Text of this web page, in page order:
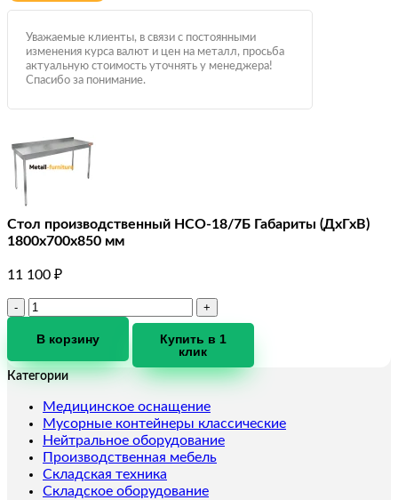
Уважаемые клиенты, в связи с постоянными
изменения курса валют и цен на металл, просьба
актуальную стоимость уточнять у менеджера!
Спасибо за понимание.
Стол производственный HCO-18/7Б Габариты (ДхГхВ)
1800х700х850 мм
11 100 ₽
Количество
Стол
производственный
HCO-
Габариты
(ДхГхВ)
1800х700х850
мм
В корзину
Купить в 1
клик
Категории
Медицинское оснащение
Мусорные контейнеры классические
Нейтральное оборудование
Производственная мебель
Складская техника
Складское оборудование